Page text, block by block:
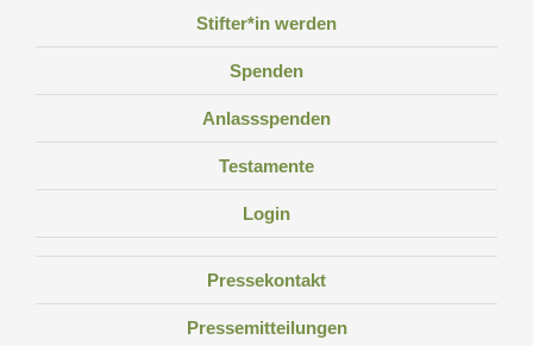
Stifter*in werden
Spenden
Anlassspenden
Testamente
Login
Pressekontakt
Pressemitteilungen